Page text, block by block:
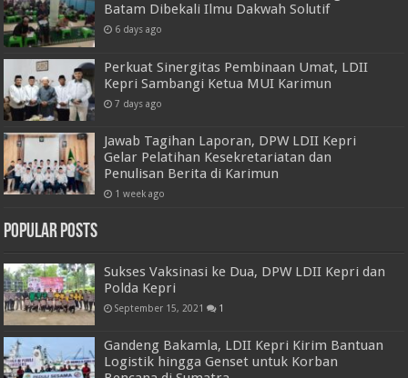
Batam Dibekali Ilmu Dakwah Solutif
6 days ago
Perkuat Sinergitas Pembinaan Umat, LDII
Kepri Sambangi Ketua MUI Karimun
7 days ago
Jawab Tagihan Laporan, DPW LDII Kepri
Gelar Pelatihan Kesekretariatan dan
Penulisan Berita di Karimun
1 week ago
Popular Posts
Sukses Vaksinasi ke Dua, DPW LDII Kepri dan
Polda Kepri
September 15, 2021 1
Gandeng Bakamla, LDII Kepri Kirim Bantuan
Logistik hingga Genset untuk Korban